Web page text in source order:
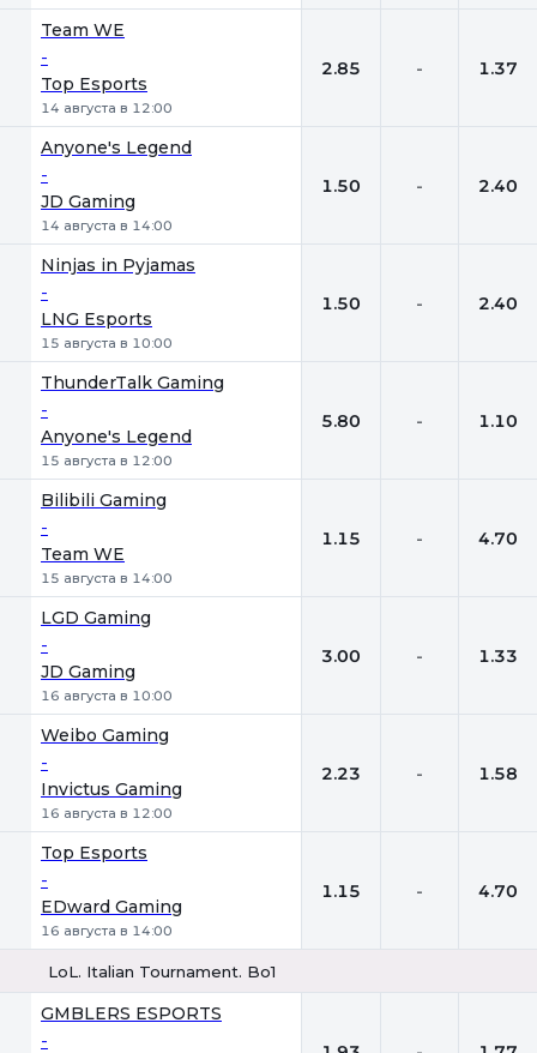
Team WE
-
Top Esports
14 августа в 12:00
2.85 - 1.37
Anyone's Legend
-
JD Gaming
14 августа в 14:00
1.50 - 2.40
Ninjas in Pyjamas
-
LNG Esports
15 августа в 10:00
1.50 - 2.40
ThunderTalk Gaming
-
Anyone's Legend
15 августа в 12:00
5.80 - 1.10
Bilibili Gaming
-
Team WE
15 августа в 14:00
1.15 - 4.70
LGD Gaming
-
JD Gaming
16 августа в 10:00
3.00 - 1.33
Weibo Gaming
-
Invictus Gaming
16 августа в 12:00
2.23 - 1.58
Top Esports
-
EDward Gaming
16 августа в 14:00
1.15 - 4.70
LoL. Italian Tournament. Bo1
GMBLERS ESPORTS
-